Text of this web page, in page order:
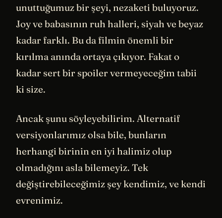
unuttuğumuz bir şeyi, nezaketi buluyoruz.
Joy ve babasının ruh halleri, siyah ve beyaz
kadar farklı. Bu da filmin önemli bir
kırılma anında ortaya çıkıyor. Fakat o
kadar sert bir spoiler vermeyeceğim tabii
ki size.
Ancak şunu söyleyebilirim. Alternatif
versiyonlarımız olsa bile, bunların
herhangi birinin en iyi halimiz olup
olmadığını asla bilemeyiz. Tek
değiştirebileceğimiz şey kendimiz, ve kendi
evrenimiz.